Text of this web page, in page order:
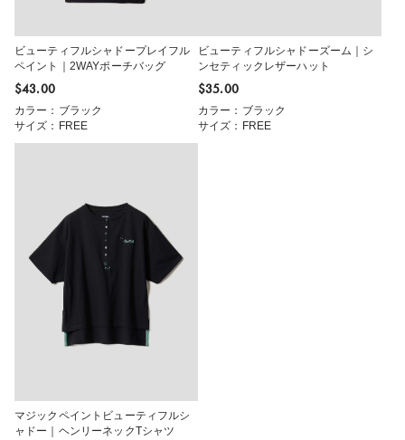
ビューティフルシャドープレイフル
ペイント｜2WAYポーチバッグ
$‌43.00
カラー：ブラック
サイズ：FREE
ビューティフルシャドーズーム｜シ
ンセティックレザーハット
$‌35.00
カラー：ブラック
サイズ：FREE
マジックペイントビューティフルシ
ャドー｜ヘンリーネックTシャツ